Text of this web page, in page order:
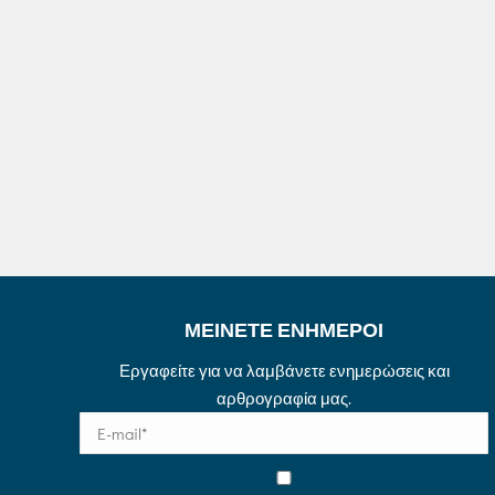
ΜΕΙΝΕΤΕ ΕΝΗΜΕΡΟΙ
Εργαφείτε για να λαμβάνετε ενημερώσεις και
αρθρογραφία μας.